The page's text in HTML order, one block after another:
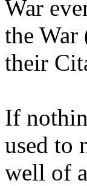
War
the
their
If
used to
well of